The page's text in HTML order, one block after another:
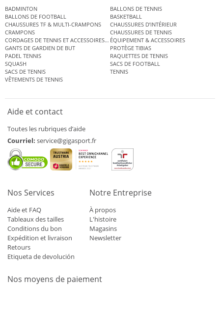
BADMINTON
BALLONS DE TENNIS
BALLONS DE FOOTBALL
BASKETBALL
CHAUSSURES TF & MULTI-CRAMPONS
CHAUSSURES D’INTÉRIEUR
CRAMPONS
CHAUSSURES DE TENNIS
CORDAGES DE TENNIS ET ACCESSOIRES DE TENNISÉQUIPEMENT & ACCESSOIRES
GANTS DE GARDIEN DE BUT
PROTÈGE TIBIAS
PADEL TENNIS
RAQUETTES DE TENNIS
SQUASH
SACS DE FOOTBALL
SACS DE TENNIS
TENNIS
VÊTEMENTS DE TENNIS
Aide et contact
Toutes les rubriques d’aide
Courriel: service@gigasport.fr
Nos Services
Aide et FAQ
Tableaux des tailles
Conditions du bon
Expédition et livraison
Retours
Etiqueta de devolución
Notre Entreprise
À propos
L'histoire
Magasins
Newsletter
Nos moyens de paiement